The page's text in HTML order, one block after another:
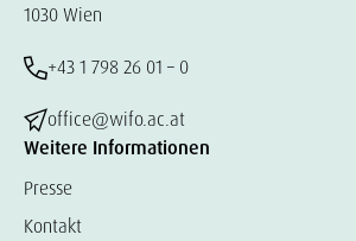
1030 Wien
+43 1 798 26 01 – 0
office@wifo.ac.at
Weitere Informationen
Presse
Kontakt